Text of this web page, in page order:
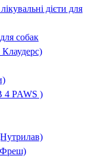
дієти для
собак
PAWS )